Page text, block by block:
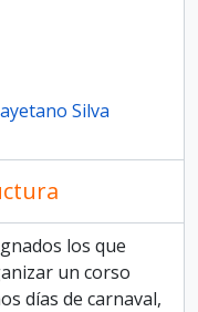
Silva
los que
un corso
días de carnaval,